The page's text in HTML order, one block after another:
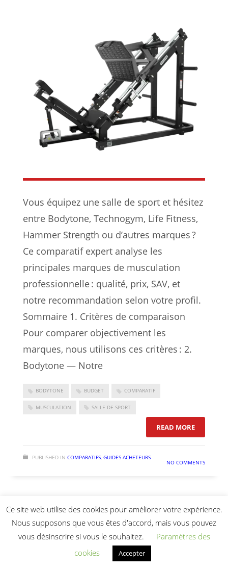
Vous équipez une salle de sport et hésitez
entre Bodytone, Technogym, Life Fitness,
Hammer Strength ou d’autres marques ?
Ce comparatif expert analyse les
principales marques de musculation
professionnelle : qualité, prix, SAV, et
notre recommandation selon votre profil.
Sommaire 1. Critères de comparaison
Pour comparer objectivement les
marques, nous utilisons ces critères : 2.
Bodytone — Notre
BODYTONE BUDGET COMPARATIF
MUSCULATION SALLE DE SPORT
READ MORE:
PUBLISHED IN COMPARATIFS, GUIDES ACHETEURS
NO COMMENTS
Gamme Inox Outdoor Light
in Fitness vs la conçurrence
– le comparatif pro
Ce site web utilise des cookies pour améliorer votre expérience.
Nous supposons que vous êtes d'accord, mais vous pouvez
vous désinscrire si vous le souhaitez.
Paramètres des
cookies
Accepter